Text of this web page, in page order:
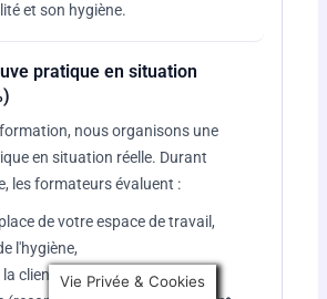
et son hygiène.
pratique en situation
nous organisons une
en situation réelle. Durant
les formateurs évaluent :
de votre espace de travail,
l'hygiène,
la clientèle,Vie Privée & Cookies